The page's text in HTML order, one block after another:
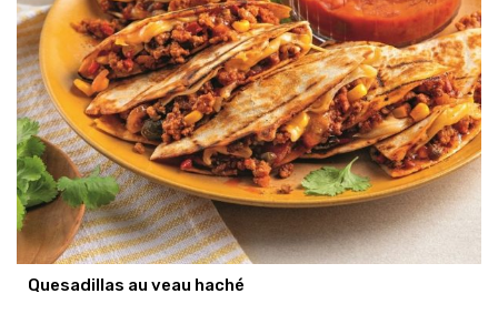
Quesadillas au veau haché